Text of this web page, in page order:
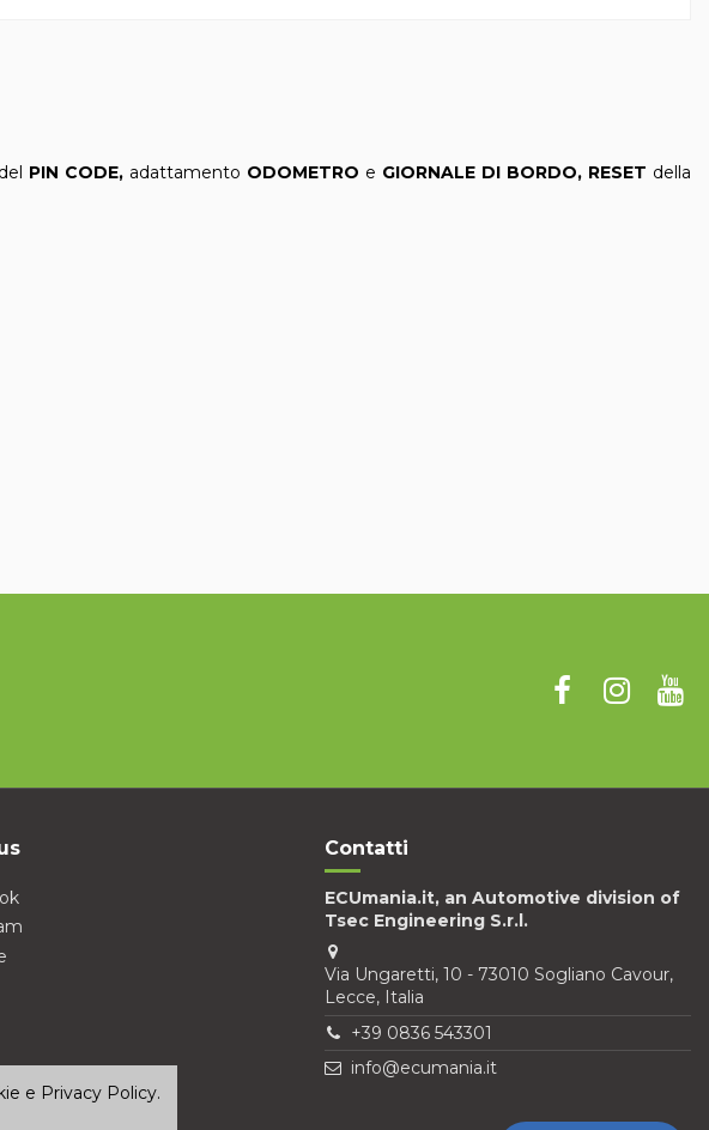
PIN CODE, adattamento ODOMETRO e GIORNALE DI BORDO, RESET della
Contatti
ECUmania.it, an Automotive division of
Tsec Engineering S.r.l.
Via Ungaretti, 10 - 73010 Sogliano Cavour,
Lecce, Italia
+39 0836 543301
info@ecumania.it
e Privacy Policy.